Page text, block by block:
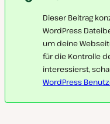
Dieser Beitrag
WordPress
um deine
für die Kontrolle
interessierst,
WordPress